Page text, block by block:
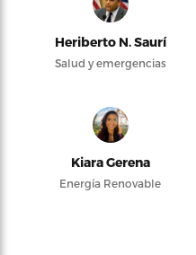
Heriberto N. Saurí
Salud y emergencias
Kiara Gerena
Energía Renovable